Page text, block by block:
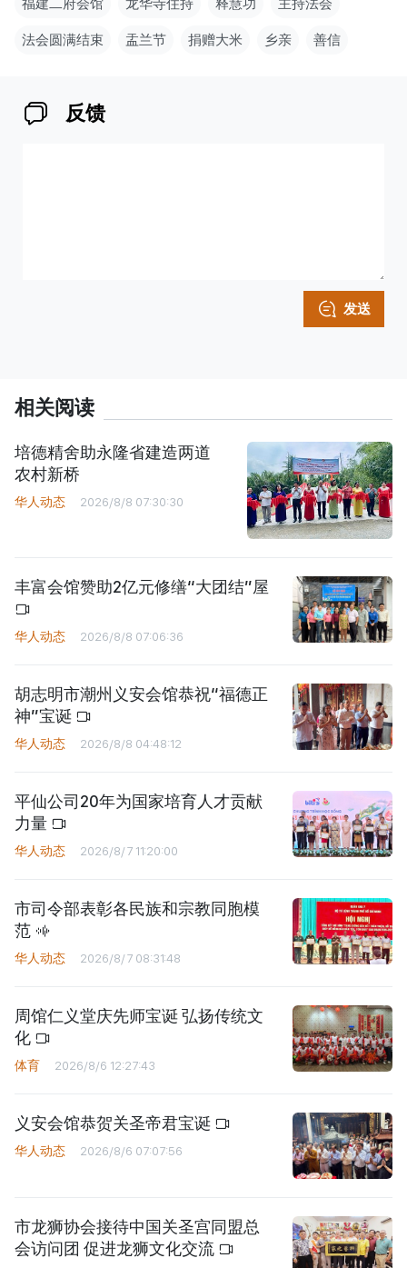
福建二府会馆 龙华寺住持 释慧功 主持法会
法会圆满结束 盂兰节 捐赠大米 乡亲 善信
反馈
发送
相关阅读
培德精舍助永隆省建造两道
农村新桥
华人动态 2026/8/8 07:30:30
丰富会馆赞助2亿元修缮“大团结”屋
华人动态 2026/8/8 07:06:36
胡志明市潮州义安会馆恭祝“福德正
神”宝诞
华人动态 2026/8/8 04:48:12
平仙公司20年为国家培育人才贡献
力量
华人动态 2026/8/7 11:20:00
市司令部表彰各民族和宗教同胞模
范
华人动态 2026/8/7 08:31:48
周馆仁义堂庆先师宝诞 弘扬传统文
化
体育 2026/8/6 12:27:43
义安会馆恭贺关圣帝君宝诞
华人动态 2026/8/6 07:07:56
市龙狮协会接待中国关圣宫同盟总
会访问团 促进龙狮文化交流